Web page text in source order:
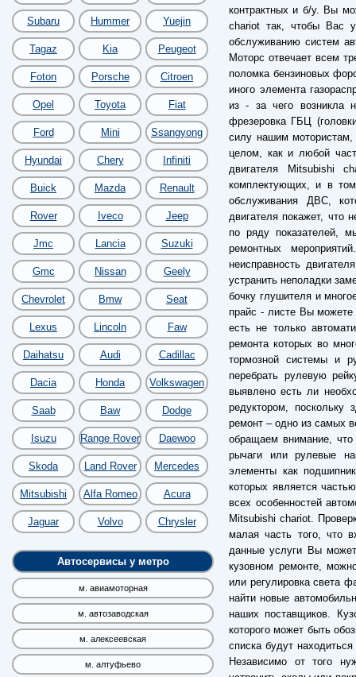
Subaru Hummer Yuejin
Tagaz Kia Peugeot
Foton Porsche Citroen
Opel Toyota Fiat
Ford Mini Ssangyong
Hyundai Chery Infiniti
Buick Mazda Renault
Rover Iveco Jeep
Jmc Lancia Suzuki
Gmc Nissan Geely
Chevrolet Bmw Seat
Lexus Lincoln Faw
Daihatsu Audi Cadillac
Dacia Honda Volkswagen
Saab Baw Dodge
Isuzu Range Rover Daewoo
Skoda Land Rover Mercedes
Mitsubishi Alfa Romeo Acura
Jaguar Volvo Chrysler
Автосервисы у метро
м. авиамоторная
м. автозаводская
м. алексеевская
м. алтуфьево
контрактных и б/у. Вы
chariot так, чтобы Вас
обслуживанию систем
Моторс отвечает всем
поломка бензиновых
иного элемента
из - за чего возникла
фрезеровка ГБЦ
силу нашим мотористам,
целом, как и любой
двигателя Mitsubishi
комплектующих, и в том
обслуживания ДВС,
двигателя покажет, что
по ряду показателей,
ремонтных
неисправность
устранить неполадки
бочку глушителя и
прайс - листе Вы можете
есть не только
ремонта которых во
тормозной системы и
перебрать рулевую
выявлено есть ли
редуктором,
ремонт – одно из самых
обращаем внимание,
рычаги или рулевые
элементы как
которых является
всех особенностей
Mitsubishi chariot.
малая часть того, что
данные услуги Вы
кузовном ремонте,
или регулировка света
найти новые
наших поставщиков.
которого может быть
списка будут
Независимо от того